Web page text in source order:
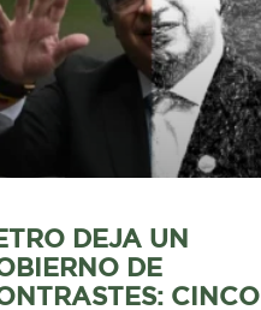
DEJA UN
DE
CINCO